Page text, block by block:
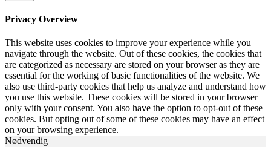
Privacy Overview
This website uses cookies to improve your experience while you
navigate through the website. Out of these cookies, the cookies that
are categorized as necessary are stored on your browser as they are
essential for the working of basic functionalities of the website. We
also use third-party cookies that help us analyze and understand how
you use this website. These cookies will be stored in your browser
only with your consent. You also have the option to opt-out of these
cookies. But opting out of some of these cookies may have an effect
on your browsing experience.
Nødvendig